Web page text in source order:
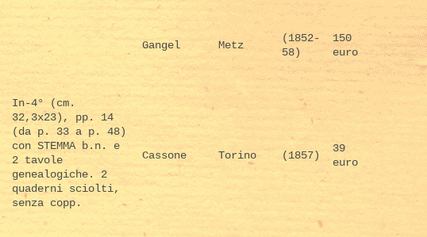
Gangel Metz
(1852-
58)
150
euro
In-4° (cm.
32,3x23), pp. 14
(da p. 33 a p. 48)
con STEMMA b.n. e
2 tavole
genealogiche. 2
quaderni sciolti,
senza copp.
Cassone Torino (1857)
39
euro